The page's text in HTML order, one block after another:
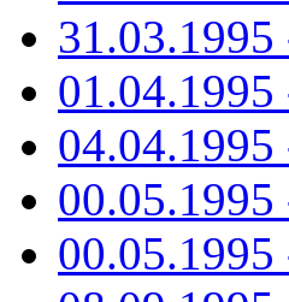
01.04.1995
04.04.1995
00.05.1995